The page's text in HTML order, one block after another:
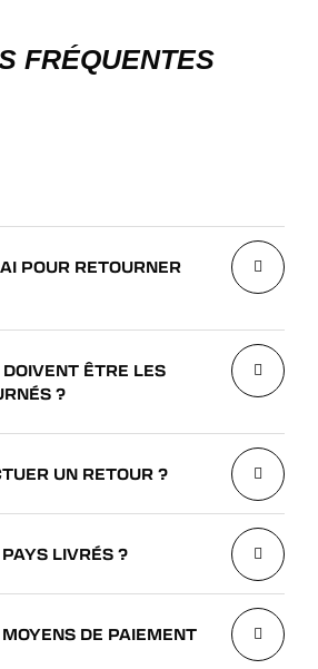
FRÉQUENTES
POUR RETOURNER
ÊTRE LES
?
UN RETOUR ?
LIVRÉS ?
DE PAIEMENT